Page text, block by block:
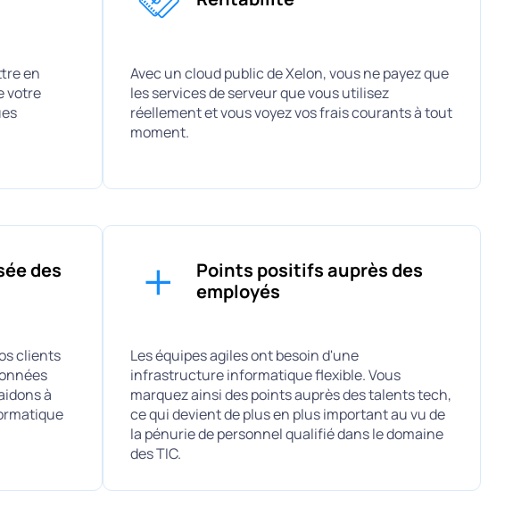
en
votre
Avec un cloud public de Xelon, vous ne payez que
les services de serveur que vous utilisez
réellement et vous voyez vos frais courants à tout
moment.
des
clients
à
Points positifs auprès des
employés
Les équipes agiles ont besoin d'une
infrastructure informatique flexible. Vous
marquez ainsi des points auprès des talents tech,
ce qui devient de plus en plus important au vu de
la pénurie de personnel qualifié dans le domaine
des TIC.